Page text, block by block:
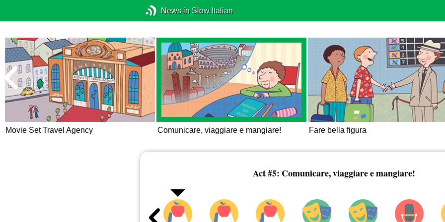
News in Slow Italian
Movie Set Travel Agency Comunicare, viaggiare e mangiare! Fare bella figura
Act #5: Comunicare, viaggiare e mangiare!